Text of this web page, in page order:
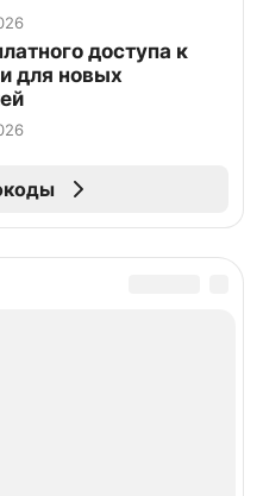
доступа к
для новых